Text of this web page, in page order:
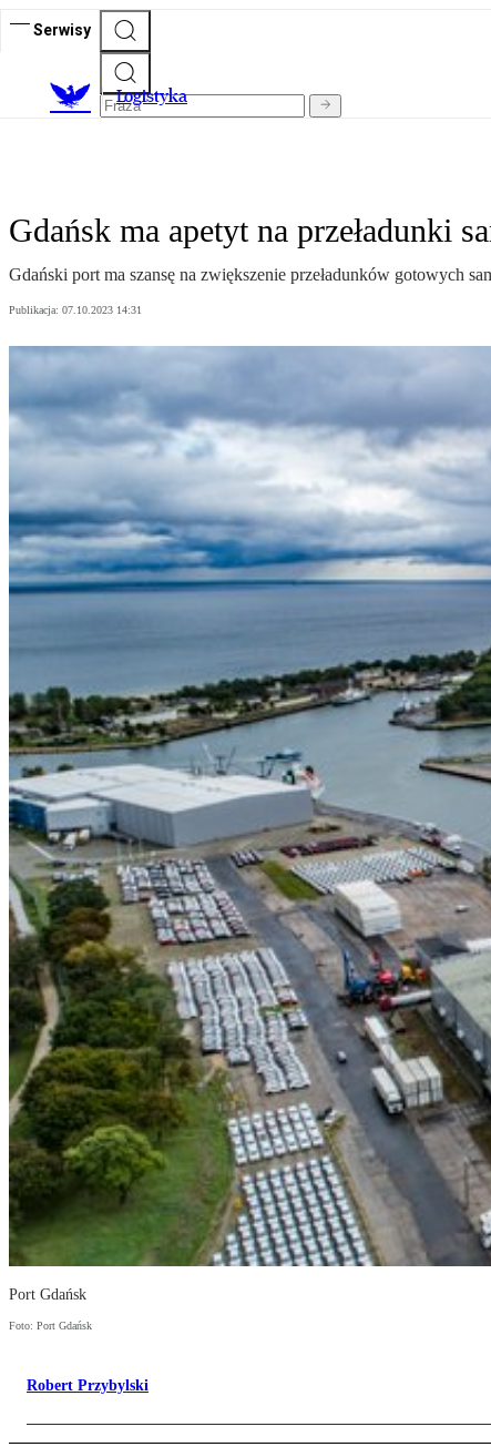
Serwisy
Logistyka
Gdańsk ma apetyt na przeładunki
Gdański port ma szansę na zwiększenie przeładunków gotowych
Publikacja: 07.10.2023 14:31
Port Gdańsk
Foto: Port Gdańsk
Robert Przybylski